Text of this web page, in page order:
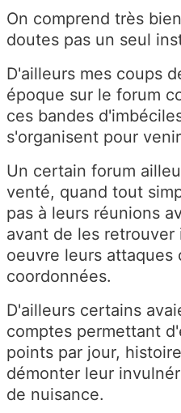
On comprend très
doutes pas un seul
D'ailleurs mes coups
époque sur le forum
ces bandes
s'organisent pour
Un certain forum
venté, quand tout
pas à leurs réunions
avant de les
oeuvre leurs attaques
coordonnées.
D'ailleurs certains
comptes permettant
points par jour,
démonter leur
de nuisance.